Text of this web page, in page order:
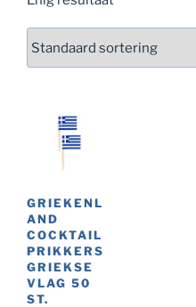
GRIEKENL
AND
COCKTAIL
PRIKKERS
GRIEKSE
VLAG 50
ST.